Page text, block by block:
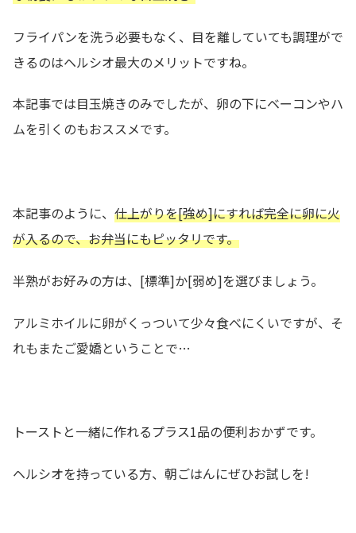
フライパンを洗う必要もなく、目を離していても調理がで
きるのはヘルシオ最大のメリットですね。
本記事では目玉焼きのみでしたが、卵の下にベーコンやハ
ムを引くのもおススメです。
本記事のように、 仕上がりを[強め]にすれば完全に卵に火
が入るので、お弁当にもピッタリです。
半熟がお好みの方は、[標準]か[弱め]を選びましょう。
アルミホイルに卵がくっついて少々食べにくいですが、そ
れもまたご愛嬌ということで…
トーストと一緒に作れるプラス1品の便利おかずです。
ヘルシオを持っている方、朝ごはんにぜひお試しを!